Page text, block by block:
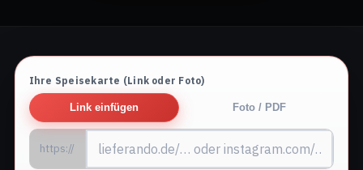
Ihre Speisekarte (Link oder Foto)
Link einfügen Foto / PDF
https://